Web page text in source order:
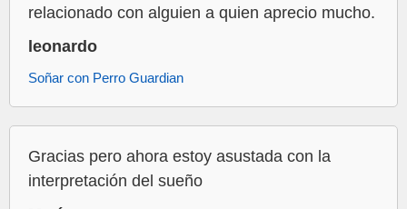
relacionado con alguien a quien aprecio mucho.
leonardo
Soñar con Perro Guardian
Gracias pero ahora estoy asustada con la
interpretación del sueño